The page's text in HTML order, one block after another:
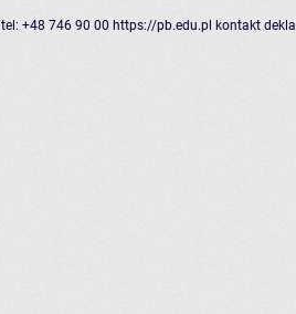
tel: +48 746 90 00 https://pb.edu.pl kontakt